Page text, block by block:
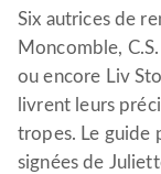
Six autrices de
Moncomble,
ou encore Liv
livrent leurs
tropes. Le guide
signées de